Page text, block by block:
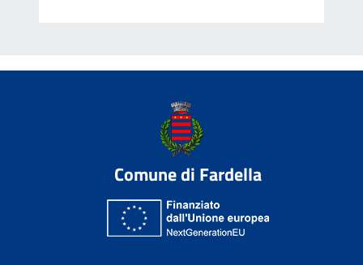
Comune di Fardella